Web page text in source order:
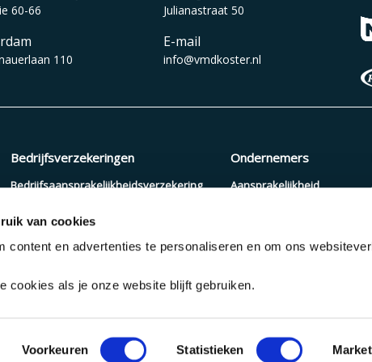
van cookies
content en advertenties te personaliseren en om ons
cookies als je onze website blijft gebruiken.
Voorkeuren Statistieken
60-66
110
Julianastraat 50
E-mail
info@vmdkoster.nl
Bedrijfsverzekeringen
Bedrijfsaansprakelijkheidsverzekering
Zakelijke autoverzekering
Cyberverzekering
Ondernemers
Aansprakelijkheid
Disclaimer Algemene Voorwaarden Privacy